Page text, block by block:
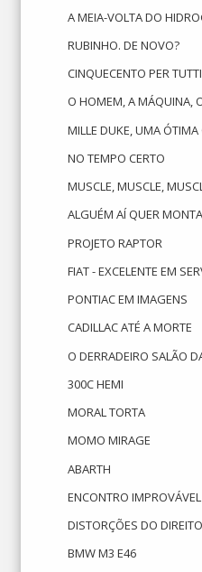
A MEIA-VOLTA DO
RUBINHO. DE NOVO?
CINQUECENTO PER
O HOMEM, A MÁQUINA,
MILLE DUKE, UMA ÓTIMA
NO TEMPO CERTO
MUSCLE, MUSCLE,
ALGUÉM AÍ QUER
PROJETO RAPTOR
FIAT - EXCELENTE EM
PONTIAC EM IMAGENS
CADILLAC ATÉ A MORTE
O DERRADEIRO SALÃO
300C HEMI
MORAL TORTA
MOMO MIRAGE
ABARTH
ENCONTRO IMPROVÁVEL
DISTORÇÕES DO
BMW M3 E46